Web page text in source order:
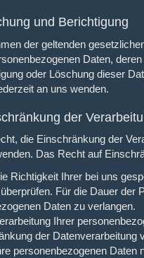
und Berichtigung
der geltenden
Daten,
oder Löschung dieser
an uns wenden.
der
die Einschränkung der
Das Recht auf
Richtigkeit Ihrer bei uns
Für die Dauer der
Daten zu verlangen.
Ihrer
der Datenverarbeitung
personenbezogenen Daten